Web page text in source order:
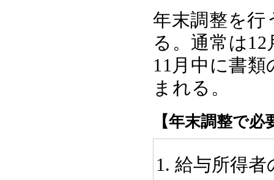
年末調整を行
る。通常は
11月中に書
まれる。
【年末調整で
給与所得者